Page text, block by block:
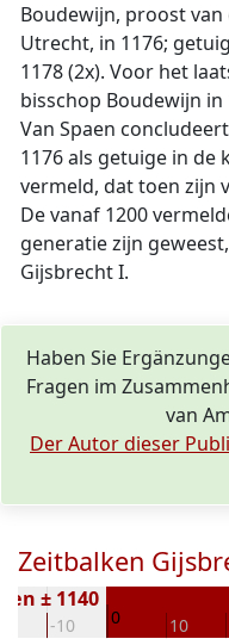
Boudewijn, proost
Utrecht, in 1176;
1178 (2x). Voor het
bisschop Boudewijn in
Van Spaen
1176 als getuige in
vermeld, dat toen zijn
De vanaf 1200
generatie zijn
Gijsbrecht I.
Haben Sie
Fragen im
van
Der Autor dieser
Zeitbalken
-10 0 10
± 1140